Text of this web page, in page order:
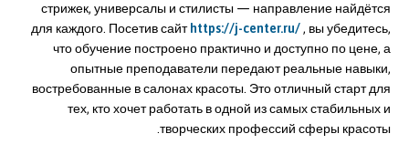
стрижек, универсалы и стилисты — направление найдётся
для каждого. Посетив сайт https://j-center.ru/ , вы убедитесь,
что обучение построено практично и доступно по цене, а
опытные преподаватели передают реальные навыки,
востребованные в салонах красоты. Это отличный старт для
тех, кто хочет работать в одной из самых стабильных и
творческих профессий сферы красоты.